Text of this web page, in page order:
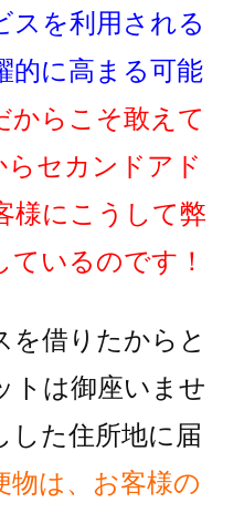
スを利用される
的に高まる可能
からこそ敢えて
らセカンドアド
様にこうして弊
いるのです！
を借りたからと
トは御座いませ
した住所地に届
物は、お客様の